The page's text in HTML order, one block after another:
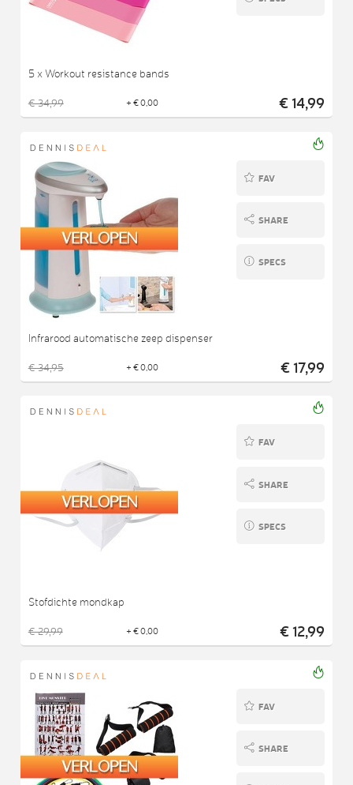
5 x Workout resistance bands
€ 34,99 + € 0,00 € 14,99
FAV
SHARE
SPECS
Infrarood automatische zeep dispenser
€ 34,95 + € 0,00 € 17,99
FAV
SHARE
SPECS
Stofdichte mondkap
€ 29,99 + € 0,00 € 12,99
FAV
SHARE